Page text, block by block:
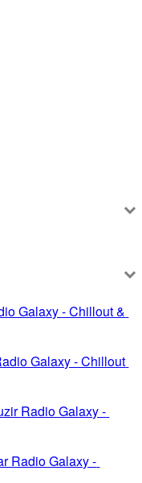
Galaxy - Chillout &
Galaxy - Chillout
Radio Galaxy -
Radio Galaxy -